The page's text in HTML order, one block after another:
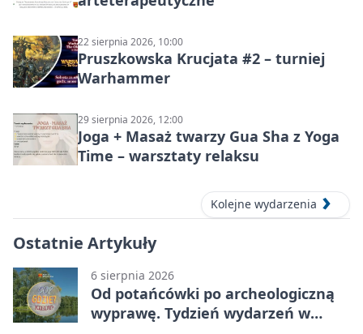
22 sierpnia 2026, 10:00
Pruszkowska Krucjata #2 – turniej
Warhammer
29 sierpnia 2026, 12:00
Joga + Masaż twarzy Gua Sha z Yoga
Time – warsztaty relaksu
Kolejne wydarzenia
Ostatnie Artykuły
6 sierpnia 2026
Od potańcówki po archeologiczną
wyprawę. Tydzień wydarzeń w